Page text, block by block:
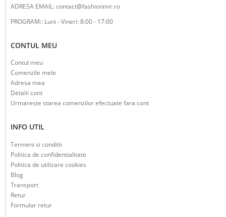
ADRESA EMAIL:contact@fashionmir.ro
PROGRAM:: Luni - Vineri: 8:00 - 17:00
CONTUL MEU
Contul meu
Comenzile mele
Adresa mea
Detalii cont
Urmareste starea comenzilor efectuate fara cont
INFO UTIL
Termeni si conditii
Politica de confidentialitate
Politica de utilizare cookies
Blog
Transport
Retur
Formular retur